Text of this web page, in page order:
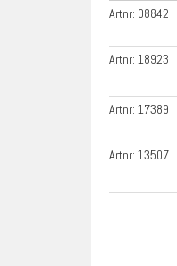
Artnr: 08842
Artnr:18923
Artnr:17389
Artnr:13507